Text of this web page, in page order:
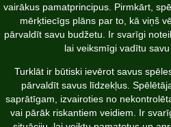
vairākus pamatprincipus. Pirmkārt,
mērķtiecīgs plāns par to, kā viņš
pārvaldīt savu budžetu. Ir svarīgi
lai veiksmīgi vadītu savu
Turklāt ir būtiski ievērot savus
pārvaldīt savus līdzekļus.
saprātīgam, izvairoties no
vai pārāk riskantiem veidiem. Ir